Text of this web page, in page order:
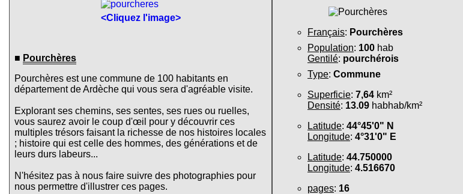
<Cliquez l'image>
■ Pourchères
Pourchères est une commune de 100 habitants en
département de Ardèche qui vous sera d'agréable visite.
Explorant ses chemins, ses sentes, ses rues ou ruelles,
vous saurez avoir le coup d'œil pour y découvrir ces
multiples trésors faisant la richesse de nos histoires locales
; histoire qui est celle des hommes, des générations et de
leurs durs labeurs...
N'hésitez pas à nous faire suivre des photographies pour
nous permettre d'illustrer ces pages.
Français: Pourchères
Population: 100 hab
Gentilé: pourchérois
Type: Commune
Superficie: 7,64 km²
Densité: 13.09 habhab/km²
Latitude: 44°45'0" N
Longitude: 4°31'0" E
Latitude: 44.750000
Longitude: 4.516670
pages: 16